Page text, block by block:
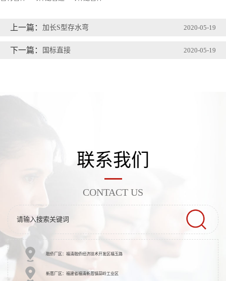
上一篇： 加长S型存水弯 2020-05-19
下一篇： 国标直接 2020-05-19
联系我们
CONTACT US
融侨厂区：福清融侨经济技术开发区福玉路
新厝厂区：福建省福清新厝镇蒜岭工业区